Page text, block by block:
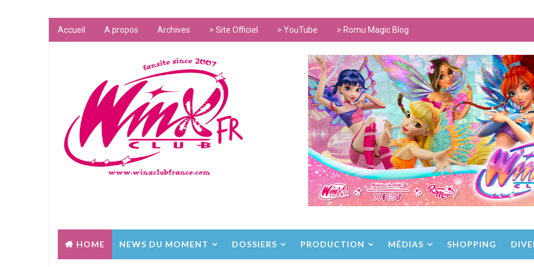
Accueil A propos Archives > Site Officiel > YouTube > Romu Magic Blog
HOME NEWS DU MOMENT DOSSIERS PRODUCTION MÉDIAS SHOPPING